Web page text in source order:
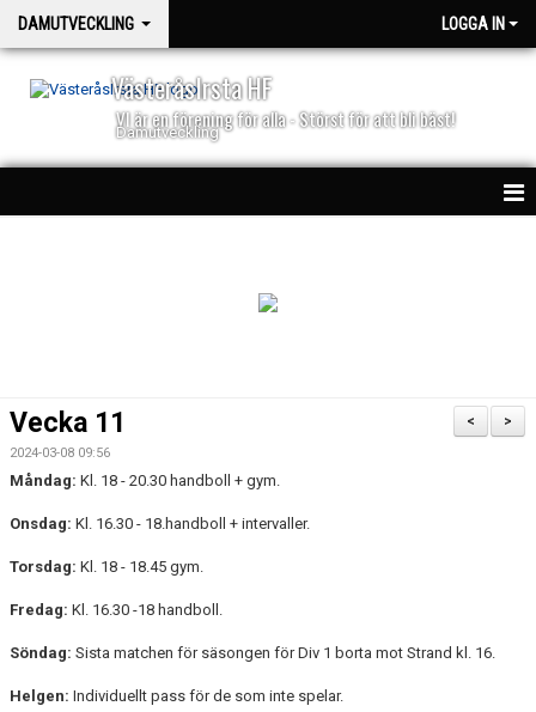
DAMUTVECKLING LOGGA IN
VästeråsIrsta HF
VI är en förening för alla - Störst för att bli bäst!
Damutveckling
MATCHER
>
<
Vecka 11
2024-03-08 09:56
Måndag: Kl. 18 - 20.30 handboll + gym.
Onsdag: Kl. 16.30 - 18.handboll + intervaller.
Torsdag: Kl. 18 - 18.45 gym.
Fredag: Kl. 16.30 -18 handboll.
Söndag: Sista matchen för säsongen för Div 1 borta mot Strand kl. 16.
Helgen: Individuellt pass för de som inte spelar.